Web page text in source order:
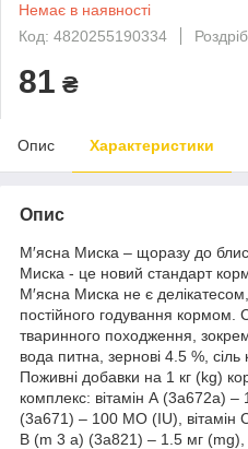
Немає в наявності
Код: 4820255190334
Роздріб
81 ₴
Опис Характеристики
Опис
М′ясна Миска – щоразу до
Миска - це новий стандарт
М′ясна Миска не є
постійного годування кормом.
тваринного походження,
вода питна, зернові 4.5 %,
Поживні добавки на 1 кг (kg)
комплекс: вітамін А (3а672а)
(3а671) – 100 МО (IU), вітамін
В (m 3 а) (3а821) – 1.5 мг (mg),